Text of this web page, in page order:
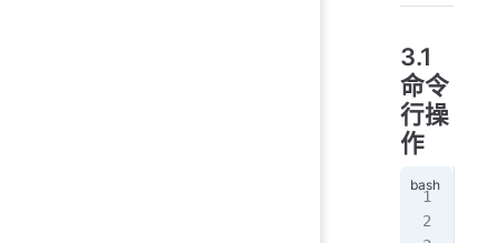
3.1
命令
行操
作